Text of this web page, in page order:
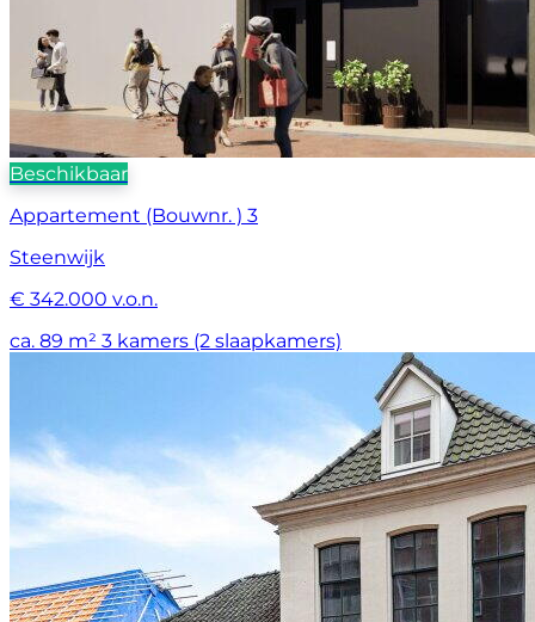
Beschikbaar
Appartement (Bouwnr. ) 3
Steenwijk
€ 342.000 v.o.n.
ca. 89 m² 3 kamers (2 slaapkamers)